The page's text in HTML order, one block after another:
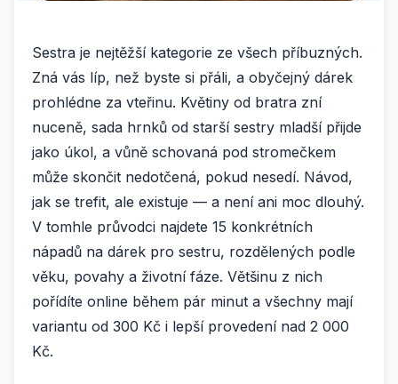
Sestra je nejtěžší kategorie ze všech příbuzných.
Zná vás líp, než byste si přáli, a obyčejný dárek
prohlédne za vteřinu. Květiny od bratra zní
nuceně, sada hrnků od starší sestry mladší přijde
jako úkol, a vůně schovaná pod stromečkem
může skončit nedotčená, pokud nesedí. Návod,
jak se trefit, ale existuje — a není ani moc dlouhý.
V tomhle průvodci najdete 15 konkrétních
nápadů na dárek pro sestru, rozdělených podle
věku, povahy a životní fáze. Většinu z nich
pořídíte online během pár minut a všechny mají
variantu od 300 Kč i lepší provedení nad 2 000
Kč.